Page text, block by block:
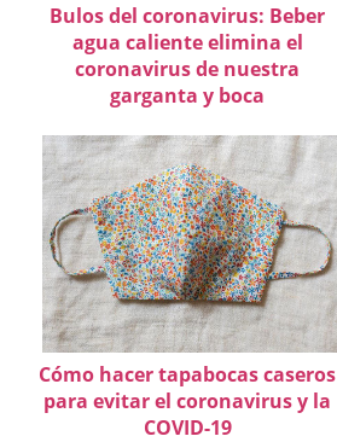
Bulos del coronavirus: Beber
agua caliente elimina el
coronavirus de nuestra
garganta y boca
Cómo hacer tapabocas caseros
para evitar el coronavirus y la
COVID-19